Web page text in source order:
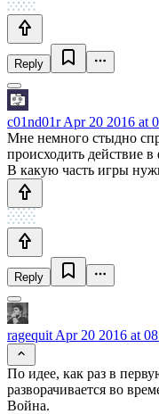
Reply
c01nd01rApr 20 2016 at
Мне немного стыдно
происходить действие
В какую часть игры
Reply
ragequit Apr 20 2016 at
По идее, как раз в
разворачивается во
Война.